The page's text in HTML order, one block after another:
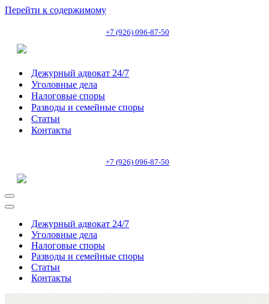
Перейти к содержимому
+7 (926) 096-87-50
Дежурный адвокат 24/7
Уголовные дела
Налоговые споры
Разводы и семейные споры
Статьи
Контакты
+7 (926) 096-87-50
Меню
навигации
Меню
навигацииДежурный адвокат 24/7
Уголовные дела
Налоговые споры
Разводы и семейные споры
Статьи
Контакты